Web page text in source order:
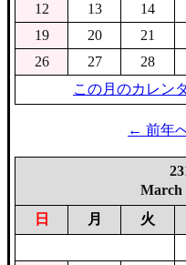
12
13 14
19
20 21
26
27
28
この月のカレン
← 前年
March
日
月 火